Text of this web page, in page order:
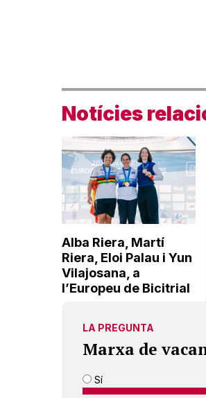
Notícies
Alba Riera, Martí
Riera, Eloi Palau i Yun
Vilajosana, a
l’Europeu de Bicitrial
LA PREGUNTA
Marxa de
Sí